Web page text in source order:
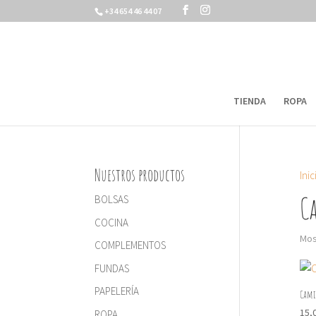
+34 654 46 44 07
TIENDA ROPA
Nuestros productos
BOLSAS
COCINA
COMPLEMENTOS
FUNDAS
PAPELERÍA